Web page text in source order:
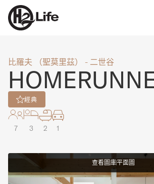
比羅夫 （聖莫里茲） - 二世谷
經典
7 3 2 1
查看圖庫平面圖